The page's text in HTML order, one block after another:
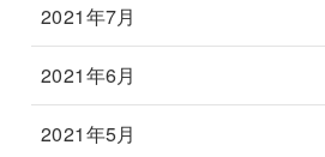
2021年7月
2021年6月
2021年5月